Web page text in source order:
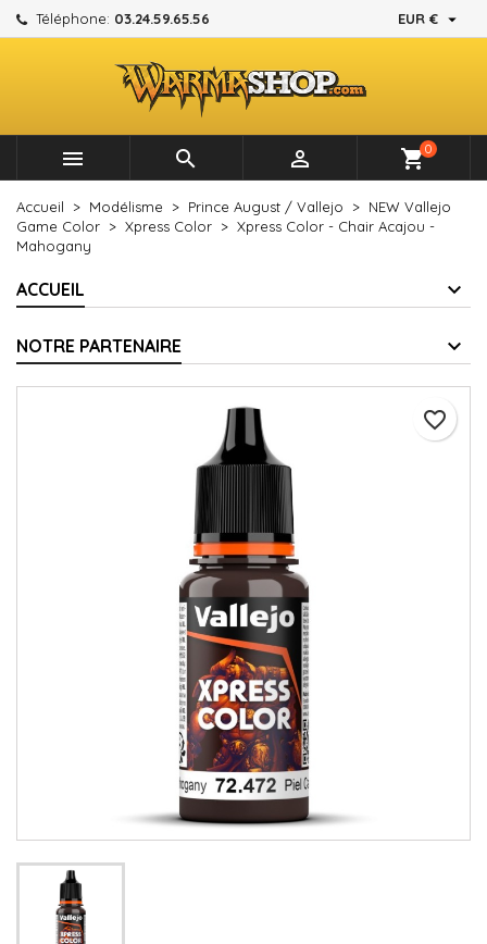
Téléphone: 03.24.59.65.56 EUR € 
   shopping_cart0
Accueil Modélisme Prince August / Vallejo
NEW Vallejo
Game Color
Xpress Color
Xpress Color - Chair Acajou -
Mahogany
ACCUEIL
NOTRE PARTENAIRE
favorite_border
Mes listes d'envies ×
Créer une nouvelle liste
Créer une liste d'envies ×
Nom de la liste d'envies
Annuler Créer une liste d'envies
Connexion ×
Vous devez être connecté pour ajouter des produits à
votre liste d'envies.